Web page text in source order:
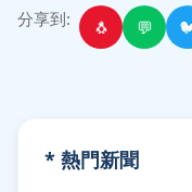
分享到: 🐧 💬
* 熱門新聞